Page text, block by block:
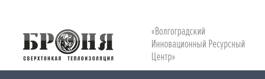
«Волгоградский
Инновационный Ресурсный
Центр»